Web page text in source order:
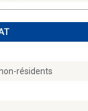
résidents